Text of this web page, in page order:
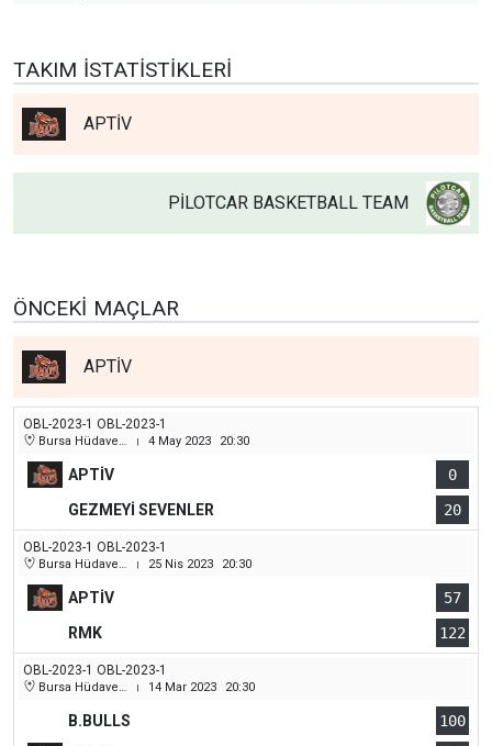
TAKIM İSTATISTIKLERI
APTİV
PİLOTCAR BASKETBALL TEAM
ÖNCEKI MAÇLAR
APTİV
OBL-2023-1 OBL-2023-1
Bursa Hüdavendigar (Dikkaldırım) Kapalı Spor Salonu | 4 May 2023 20:30
APTİV
0
GEZMEYİ SEVENLER
20
OBL-2023-1 OBL-2023-1
Bursa Hüdavendigar (Dikkaldırım) Kapalı Spor Salonu | 25 Nis 2023 20:30
APTİV
57
RMK
122
OBL-2023-1 OBL-2023-1
Bursa Hüdavendigar (Dikkaldırım) Kapalı Spor Salonu | 14 Mar 2023 20:30
B.BULLS
100